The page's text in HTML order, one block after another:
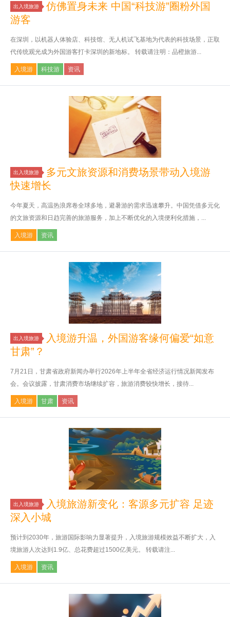
出入境旅游
仿佛置身未来 中国“科技游”圈粉外国
游客
在深圳，以机器人体验店、科技馆、无人机试飞基地为代表的科技场景，正取
代传统观光成为外国游客打卡深圳的新地标。 转载请注明：品橙旅游...
入境游 科技游 资讯
出入境旅游
多元文旅资源和消费场景带动入境游
快速增长
今年夏天，高温热浪席卷全球多地，避暑游的需求迅速攀升。中国凭借多元化
的文旅资源和日趋完善的旅游服务，加上不断优化的入境便利化措施，...
入境游 资讯
出入境旅游
入境游升温，外国游客缘何偏爱“如意
甘肃”？
7月21日，甘肃省政府新闻办举行2026年上半年全省经济运行情况新闻发布
会。会议披露，甘肃消费市场继续扩容，旅游消费较快增长，接待...
入境游 甘肃 资讯
出入境旅游
入境旅游新变化：客源多元扩容 足迹
深入小城
预计到2030年，旅游国际影响力显著提升，入境旅游规模效益不断扩大，入
境旅游人次达到1.9亿、总花费超过1500亿美元。 转载请注...
入境游 资讯